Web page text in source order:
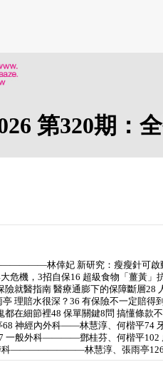
第320期：
林倖妃 新研究：瘦瘦針可
3招自保16 超級食物「薑黃」
險就醫指南 醫療通膨下的保障斷
深？36 有保險不一定賠得到
節裡48 保單關鍵8問 搞懂條款
外科――林慧淳、何楷平74
般外科――――鄧桂芬、何楷平
――――――――林慧淳、張雨亭126